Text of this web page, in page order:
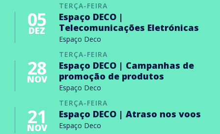
TERÇA-FEIRA
05
DEZ
Espaço DECO |
Telecomunicações Eletrónicas
Espaço Deco
TERÇA-FEIRA
28
NOV
Espaço DECO | Campanhas de
promoção de produtos
Espaço Deco
TERÇA-FEIRA
21
NOV
Espaço DECO | Atraso nos voos
Espaço Deco